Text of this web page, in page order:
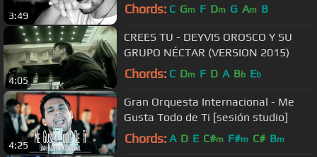
3:49 Chords: C Gm F Dm G Am B
4:05
CREES TU - DEYVIS OROSCO Y SU
GRUPO NÉCTAR (VERSION 2015)
Chords: C Dm F D A Bb Eb
4:25
Gran Orquesta Internacional - Me
Gusta Todo de Ti [sesión studio]
Chords: A D E C#m F#m C# Bm